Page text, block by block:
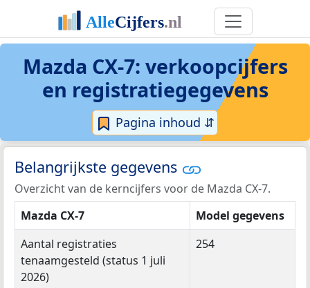
Mazda CX-7: verkoopcijfers
en registratiegegevens
Pagina inhoud ⇵
Belangrijkste gegevens
Overzicht van de kerncijfers voor de Mazda CX-7.
Mazda CX-7
Model gegevens
Aantal registraties
tenaamgesteld (status 1 juli
2026)
254